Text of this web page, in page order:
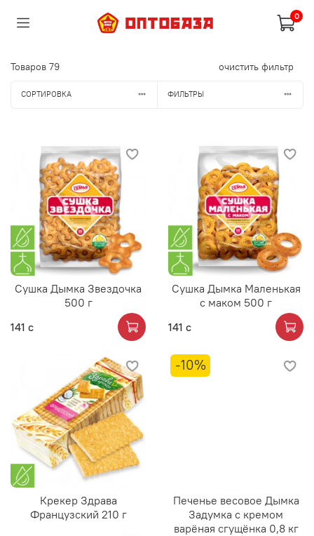
0
Товаров 79 очистить фильтр
СОРТИРОВКА ФИЛЬТРЫ
Сушка Дымка Звездочка
500 г
141 с
Сушка Дымка Маленькая
с маком 500 г
141 с
Крекер Здрава
Французский 210 г
-10%
Печенье весовое Дымка
Задумка с кремом
варёная сгущёнка 0,8 кг